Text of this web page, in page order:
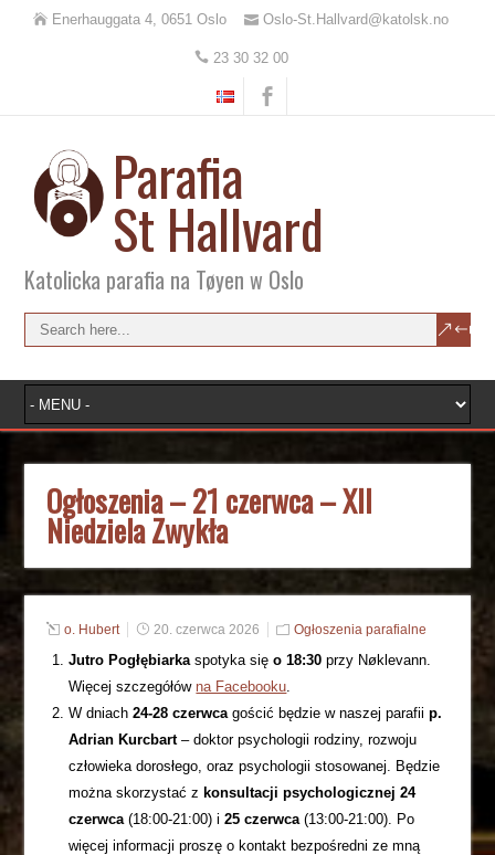
Enerhauggata 4, 0651 Oslo Oslo-St.Hallvard@katolsk.no
23 30 32 00
Parafia
St Hallvard
Katolicka parafia na Tøyen w Oslo
Ogłoszenia – 21 czerwca – XII
Niedziela Zwykła
o. Hubert 20. czerwca 2026 Ogłoszenia parafialne
Jutro Pogłębiarkaspotyka sięo 18:30 przy Nøklevann.
Więcej szczegółów na Facebooku.
W dniach24-28 czerwcagościć będzie w naszej parafii p.
Adrian Kurcbart– doktor psychologii rodziny, rozwoju
człowieka dorosłego, oraz psychologii stosowanej. Będzie
można skorzystać z konsultacji psychologicznej 24
czerwca(18:00-21:00) i25 czerwca(13:00-21:00). Po
więcej informacji proszę o kontakt bezpośredni ze mną